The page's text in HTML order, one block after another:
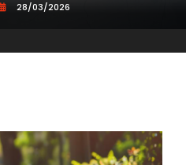
28/03/2026